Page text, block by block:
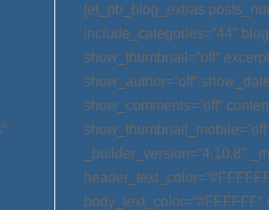
[et_pb_blog_extras
include_categories=“44″
show_thumbnail=“off“
show_author=“off“
show_comments=“off“
_builder_version=“4.10.8″